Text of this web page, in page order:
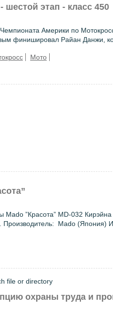
этап - класс 450
Америки по
финишировал Райан Данжи,
Мото
Mado ”Красота” MD-032
Производитель: Mado
file or directory
охраны труда и